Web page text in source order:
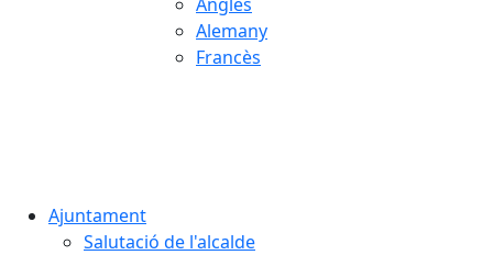
Alemany
Francès
Ajuntament
Salutació de l'alcalde